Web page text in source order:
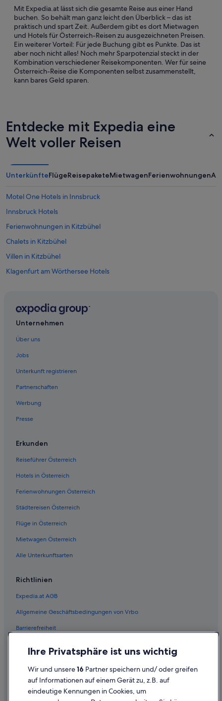
Mit Expedia.at lässt sich die gesamte Reise aus einer Hand
buchen. So behält man ganz leicht den Überblick – das ist
praktisch und spart Zeit. Außerdem gibt es dort Mietwagen
und Hotels für Österreich-Reisen zu ausgezeichneten Preisen.
Ein weiterer Vorteil: Für jede Buchung gibt es Punkte. Das ist
aber noch nicht alles! Noch mehr Sparpotenzial steckt in der
Kombination verschiedener Reisekomponenten. Wer für seine
Österreich-Reise die Komponenten selbst zusammenstellt,
kann bares Geld sparen.
Entdecke mit Expedia eine
Welt voller Reisen
UnterkünfteFlügeReisepaketeMietwagenFerienwohnungen
Motel One Hotels in Innsbruck
Innsbruck Hotels
Ferienwohnungen in Kitzbühel
Chalets in Kitzbühel
Villen in Kitzbühel
Klagenfurt am Wörthersee Hotels
Salzburg Hotels
Unternehmen
Über uns
Jobs
Unterkunft registrieren
Partnerschaften
Werbung
Presse
Erkunden
Reiseführer Österreich
Hotels in Österreich
Ferienwohnungen Österreich
Städtereisen Österreich
Flüge in Österreich
Mietwagen Österreich
Alle Unterkunftsarten
Richtlinien
Expedia.at AGB
Allgemeine Geschäftsbedingungen von Vrbo
Barrierefreiheit
Rechtliche Hinweise/Kontakt
Ihre Privatsphäre ist uns wichtig
Wir und unsere16 Partner speichern und/ oder greifen
auf Informationen auf einem Gerät zu, z.B. auf
eindeutige Kennungen in Cookies, um